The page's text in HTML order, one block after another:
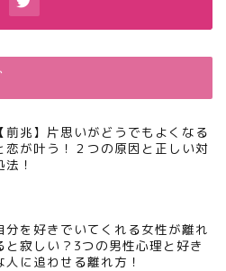
【前兆】片思いがどうでもよくなる
恋が叶う！２つの原因と正しい対
法！
分を好きでいてくれる女性が離れ
と寂しい？3つの男性心理と好き
人に追わせる離れ方！